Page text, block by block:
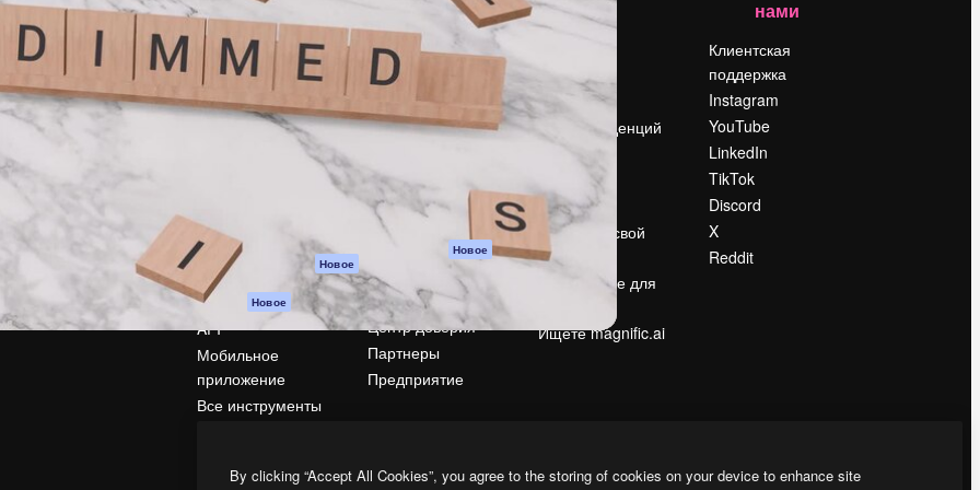
для создания
Более 1 миллиона
креаторов,
и студий.
Spaces
ИИ-помощник
Генератор
изображений ИИ
Генератор видео
Стоковый контент
MCP для
Claude/ChatGPT
Новое
Агенты Новое
API
Мобильное
приложение
Все инструменты
Документация по
Пакету ИИ
Служба
поддержки
положения
Политика
конфиденциальности
Новое
Политика файлов
cookie
Центр доверия
Партнеры
Предприятие
Цены
Reviews
Вакансии
Поиск тенденций
События
Slidesgo
Продайте свой
контент
Помещение для
Ищете magnific.ai
нами
Клиентская
поддержка
Instagram
YouTube
LinkedIn
TikTok
Discord
X
Reddit
By clicking “Accept All Cookies”, you agree to the storing of cookies on your device to enhance site